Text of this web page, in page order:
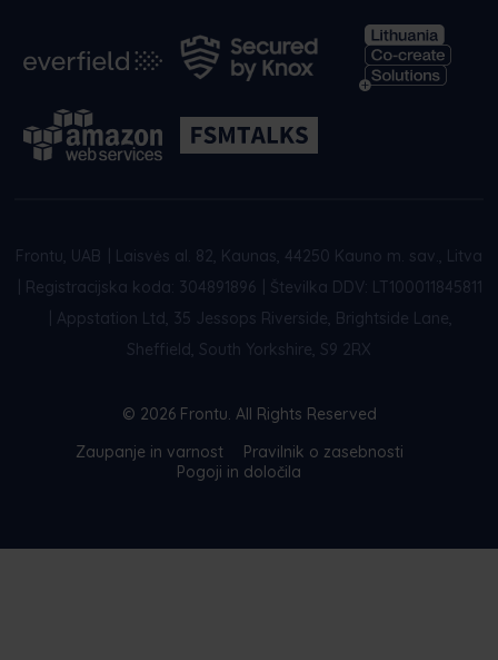
Frontu, UAB
Laisvės al. 82, Kaunas, 44250 Kauno m. sav., Litva
Registracijska koda: 304891896
Številka DDV: LT100011845811
Appstation Ltd, 35 Jessops Riverside, Brightside Lane,
Sheffield, South Yorkshire, S9 2RX
© 2026 Frontu. All Rights Reserved
Zaupanje in varnost
Pravilnik o zasebnosti
Pogoji in določila